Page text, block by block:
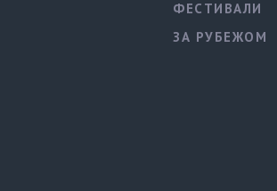
ФЕСТИВАЛИ
ЗА РУБЕЖОМ